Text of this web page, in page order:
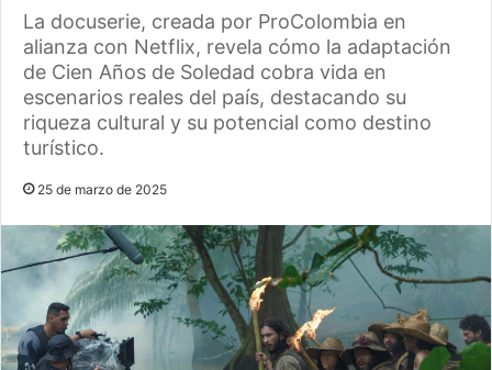
La docuserie, creada por ProColombia en
alianza con Netflix, revela cómo la adaptación
de Cien Años de Soledad cobra vida en
escenarios reales del país, destacando su
riqueza cultural y su potencial como destino
turístico.
25 de marzo de 2025